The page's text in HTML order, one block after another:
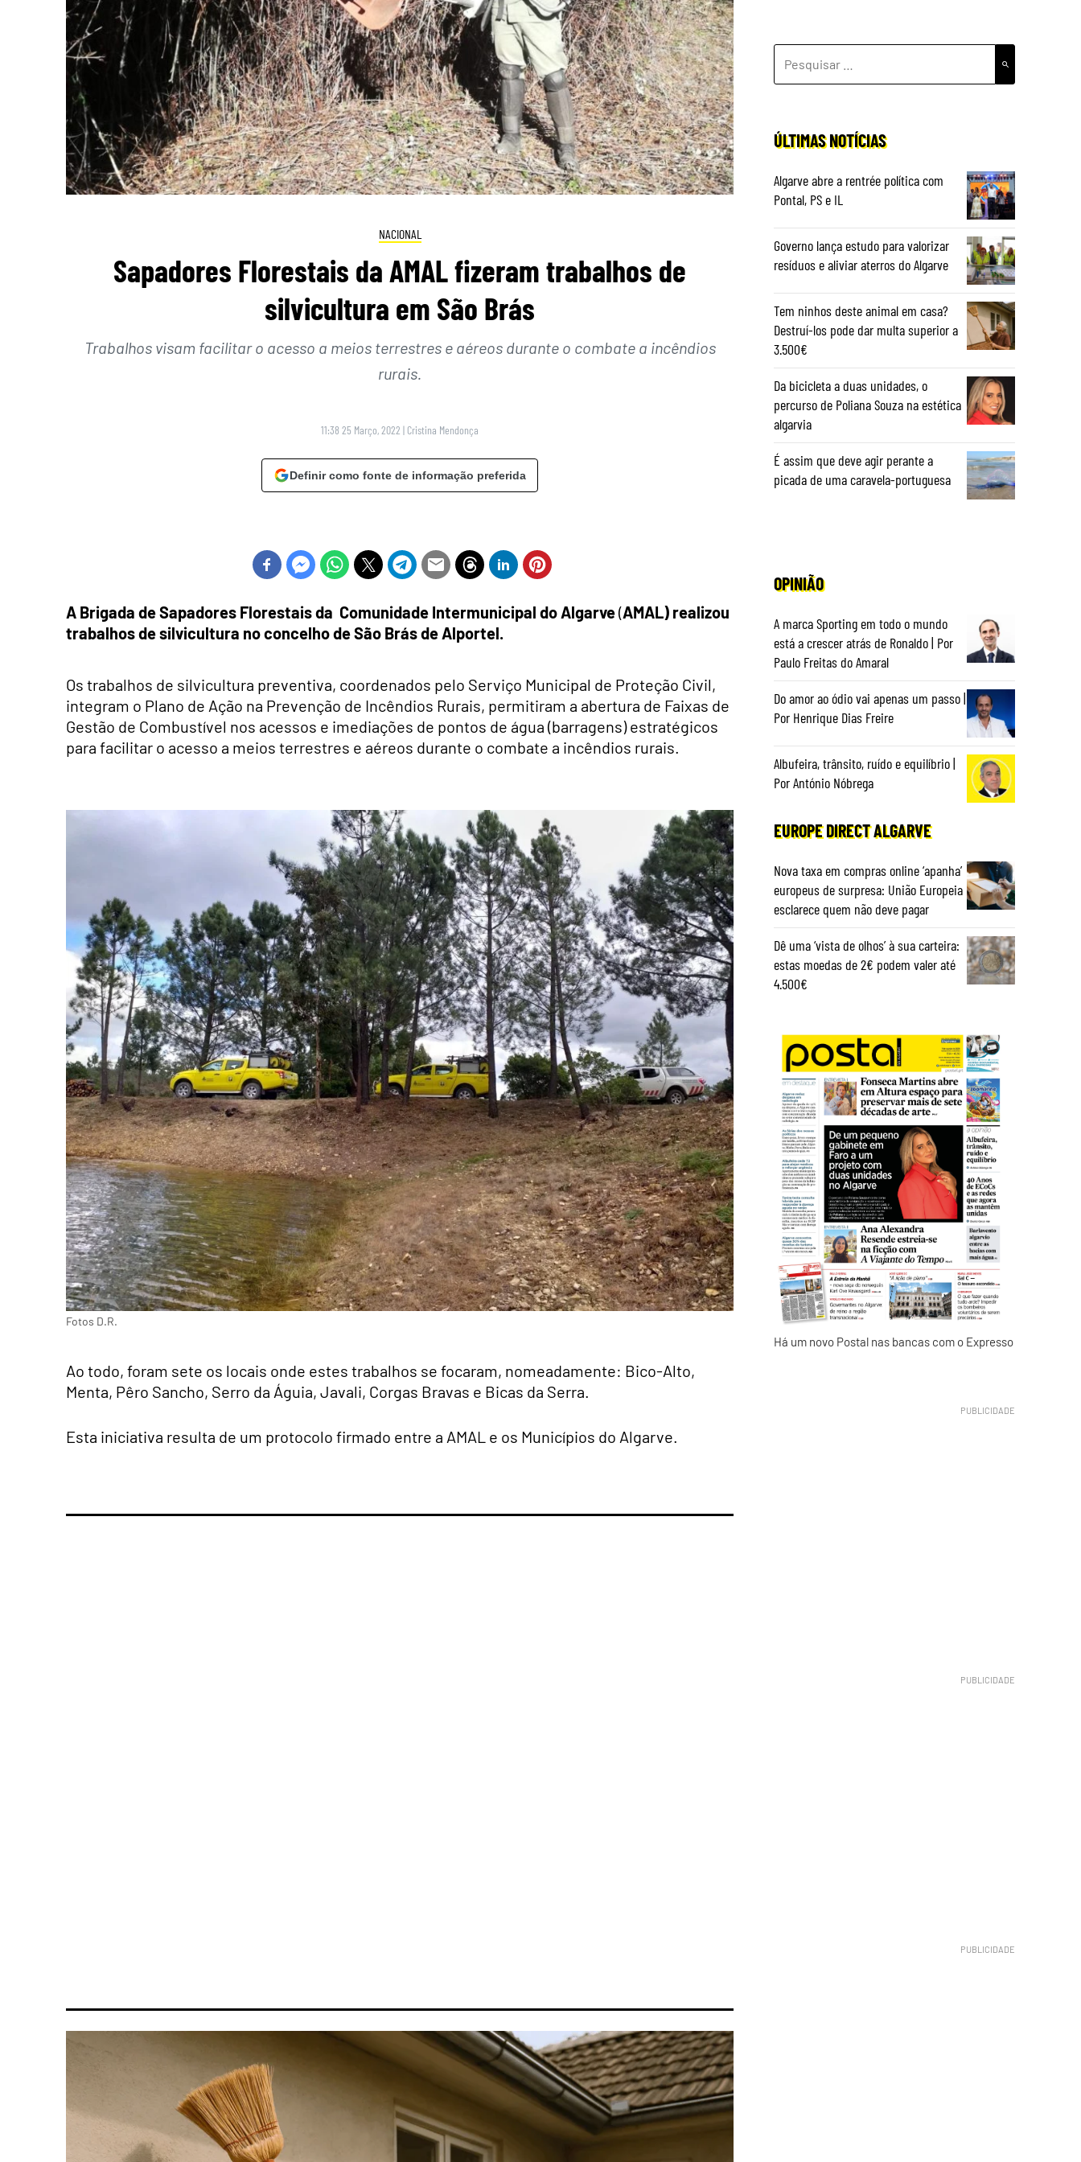
NACIONAL
Sapadores Florestais da AMAL fizeram trabalhos de
silvicultura em São Brás
Trabalhos visam facilitar o acesso a meios terrestres e aéreos durante o combate a incêndios
rurais.
11:38 25 Março, 2022 | Cristina Mendonça
Definir como fonte de informação preferida
A Brigada de Sapadores Florestais da Comunidade Intermunicipal do Algarve(AMAL) realizou
trabalhos de silvicultura no concelho de São Brás de Alportel.
Os trabalhos de silvicultura preventiva, coordenados pelo Serviço Municipal de Proteção Civil,
integram o Plano de Ação na Prevenção de Incêndios Rurais, permitiram a abertura de Faixas de
Gestão de Combustível nos acessos e imediações de pontos de água (barragens) estratégicos
para facilitar o acesso a meios terrestres e aéreos durante o combate a incêndios rurais.
Fotos D.R.
Ao todo, foram sete os locais onde estes trabalhos se focaram, nomeadamente: Bico-Alto,
Menta, Pêro Sancho, Serro da Águia, Javali, Corgas Bravas e Bicas da Serra.
Esta iniciativa resulta de um protocolo firmado entre a AMAL e os Municípios do Algarve.
POR:
ÚLTIMAS NOTÍCIAS
Algarve abre a rentrée política com
Pontal, PS e IL
Governo lança estudo para valorizar
resíduos e aliviar aterros do Algarve
Tem ninhos deste animal em casa?
Destruí-los pode dar multa superior a
3.500€
Da bicicleta a duas unidades, o
percurso de Poliana Souza na estética
algarvia
É assim que deve agir perante a
picada de uma caravela-portuguesa
OPINIÃO
A marca Sporting em todo o mundo
está a crescer atrás de Ronaldo | Por
Paulo Freitas do Amaral
Do amor ao ódio vai apenas um passo |
Por Henrique Dias Freire
Albufeira, trânsito, ruído e equilíbrio |
Por António Nóbrega
EUROPE DIRECT ALGARVE
Nova taxa em compras online ‘apanha’
europeus de surpresa: União Europeia
esclarece quem não deve pagar
Dê uma ‘vista de olhos’ à sua carteira:
estas moedas de 2€ podem valer até
4.500€
Há um novo Postal nas bancas com o Expresso